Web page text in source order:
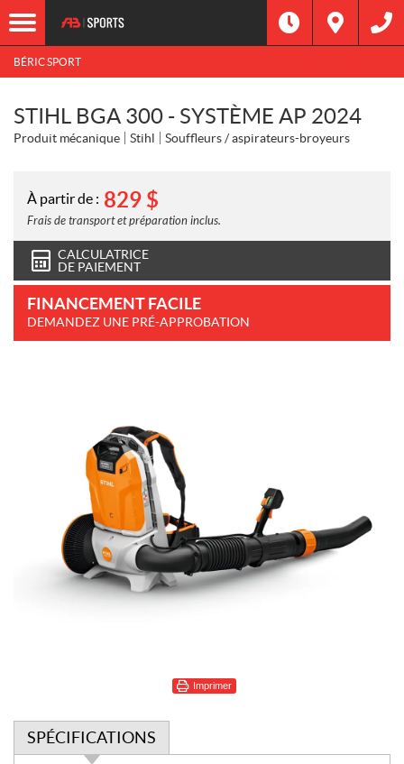
BÉRIC SPORT
STIHL BGA 300 - SYSTÈME AP 2024
Produit mécanique Stihl Souffleurs / aspirateurs-broyeurs
À partir de : 829 $
Frais de transport et préparation inclus.
CALCULATRICE
DE PAIEMENT
FINANCEMENT FACILE
DEMANDEZ UNE PRÉ-APPROBATION
Imprimer
SPÉCIFICATIONS